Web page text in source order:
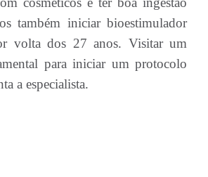
também iniciar bioestimulador
volta dos 27 anos. Visitar um
para iniciar um protocolo
a especialista.